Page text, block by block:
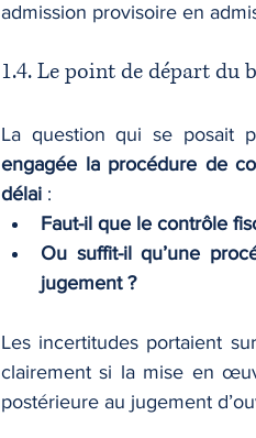
admission provisoire en
1.4. Le point de départ du
La question qui se posait
engagée la procédure de
délai :
Faut-il que le contrôle
Ou suffit-il qu’une
jugement ?
Les incertitudes portaient
clairement si la mise en
postérieure au jugement